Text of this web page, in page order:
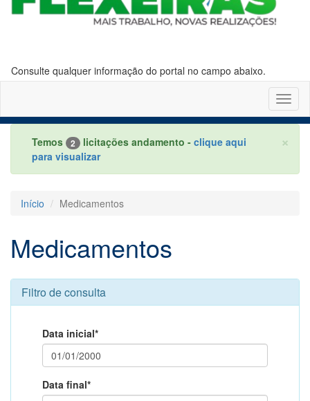
Consulte qualquer informação do portal no campo abaixo.
×
Temos 2 licitações andamento - clique aqui
para visualizar
Início Medicamentos
Medicamentos
Filtro de consulta
Data inicial*
Data final*